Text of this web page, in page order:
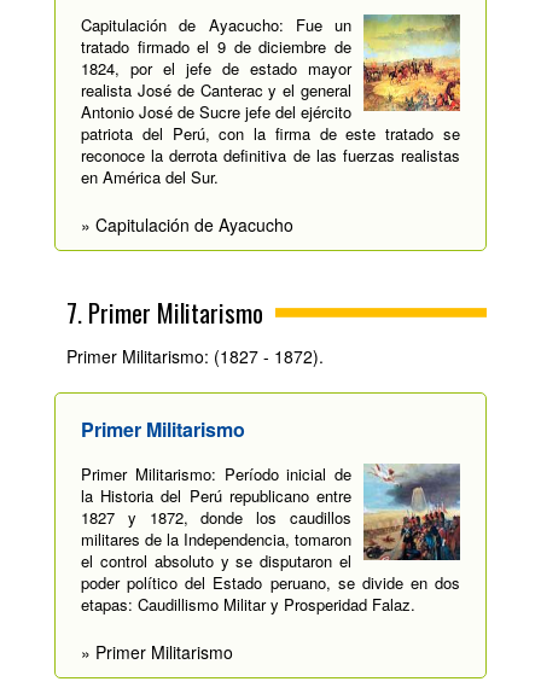
Capitulación de Ayacucho: Fue un
tratado firmado el 9 de diciembre de
1824, por el jefe de estado mayor
realista José de Canterac y el general
Antonio José de Sucre jefe del ejército
patriota del Perú, con la firma de este tratado se
reconoce la derrota definitiva de las fuerzas realistas
en América del Sur.
» Capitulación de Ayacucho
7. Primer Militarismo
Primer Militarismo: (1827 - 1872).
Primer Militarismo
Primer Militarismo: Período inicial de
la Historia del Perú republicano entre
1827 y 1872, donde los caudillos
militares de la Independencia, tomaron
el control absoluto y se disputaron el
poder político del Estado peruano, se divide en dos
etapas: Caudillismo Militar y Prosperidad Falaz.
» Primer Militarismo